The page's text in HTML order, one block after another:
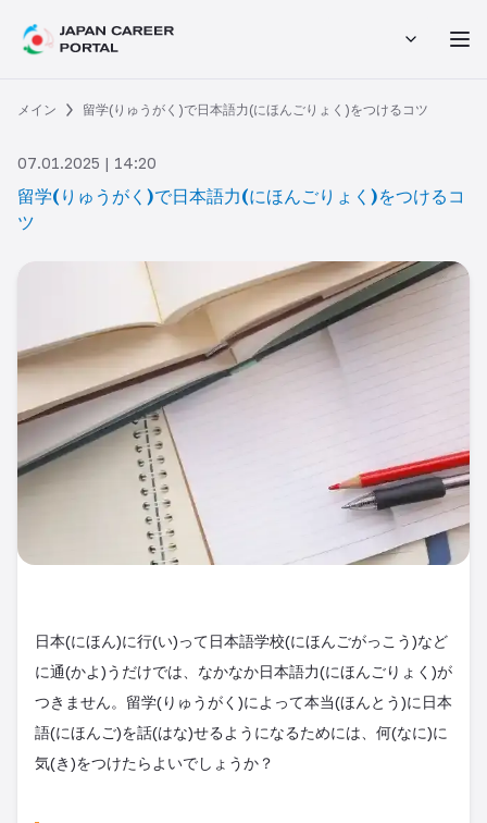
メイン 留学(りゅうがく)で日本語力(にほんごりょく)をつけるコツ
07.01.2025 | 14:20
留学(りゅうがく)で日本語力(にほんごりょく)をつけるコ
ツ
日本(にほん)に行(い)って日本語学校(にほんごがっこう)など
に通(かよ)うだけでは、なかなか日本語力(にほんごりょく)が
つきません。留学(りゅうがく)によって本当(ほんとう)に日本
語(にほんご)を話(はな)せるようになるためには、何(なに)に
気(き)をつけたらよいでしょうか？